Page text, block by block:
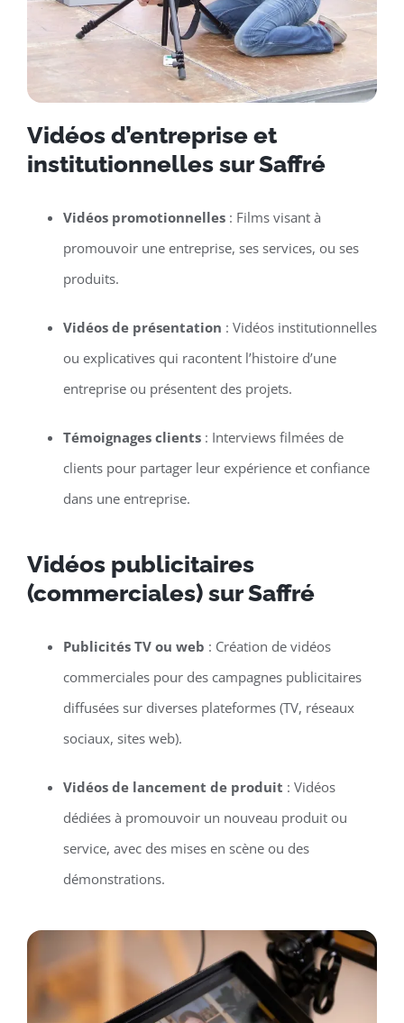
Vidéos d’entreprise et
institutionnelles sur Saffré
Vidéos promotionnelles: Films visant à
promouvoir une entreprise, ses services, ou ses
produits.
Vidéos de présentation : Vidéos institutionnelles
ou explicatives qui racontent l’histoire d’une
entreprise ou présentent des projets.
Témoignages clients: Interviews filmées de
clients pour partager leur expérience et confiance
dans une entreprise.
Vidéos publicitaires
(commerciales) sur Saffré
Publicités TV ou web : Création de vidéos
commerciales pour des campagnes publicitaires
diffusées sur diverses plateformes (TV, réseaux
sociaux, sites web).
Vidéos de lancement de produit : Vidéos
dédiées à promouvoir un nouveau produit ou
service, avec des mises en scène ou des
démonstrations.